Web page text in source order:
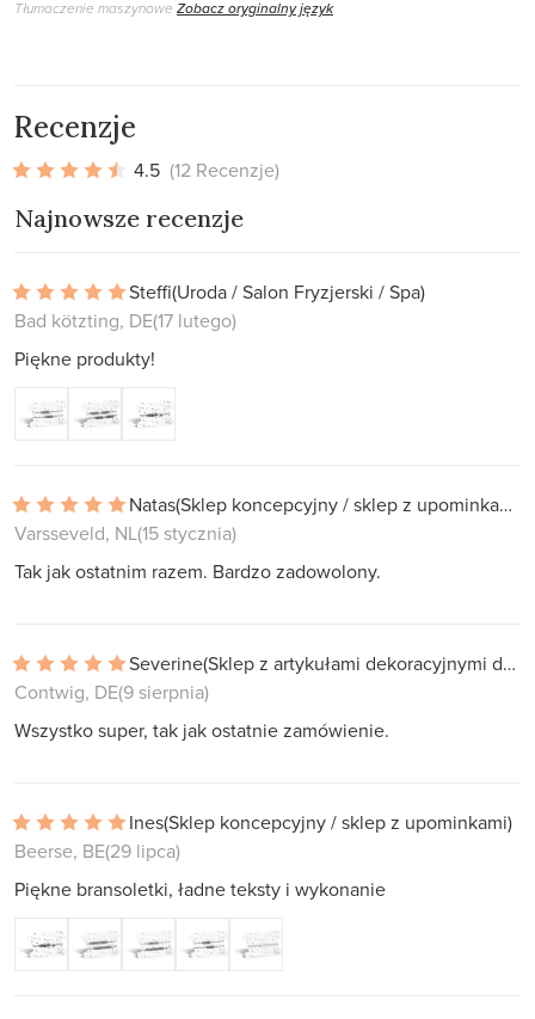
Tłumaczenie maszynowe Zobacz oryginalny język
Recenzje
4.5 (12 Recenzje)
Najnowsze recenzje
Steffi(Uroda / Salon Fryzjerski / Spa)
Bad kötzting, DE(17 lutego)
Piękne produkty!
Natas
(Sklep koncepcyjny / sklep z upominkami)
Varsseveld, NL(15 stycznia)
Tak jak ostatnim razem. Bardzo zadowolony.
Severine
(Sklep z artykułami dekoracyjnymi do domu)
Contwig, DE(9 sierpnia)
Wszystko super, tak jak ostatnie zamówienie.
Ines(Sklep koncepcyjny / sklep z upominkami)
Beerse, BE(29 lipca)
Piękne bransoletki, ładne teksty i wykonanie